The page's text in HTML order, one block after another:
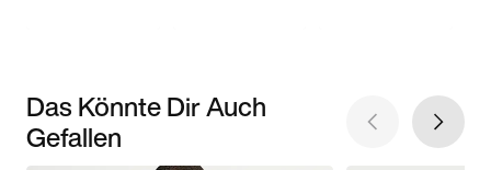
Das Könnte Dir Auch
Gefallen